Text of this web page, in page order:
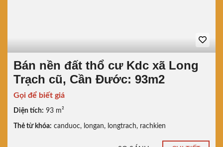
Bán nền đất thổ cư Kdc xã Long
Trạch cũ, Cần Đước: 93m2
Gọi để biết giá
Diện tích: 93 m²
Thẻ từ khóa: canduoc, longan, longtrach, rachkien